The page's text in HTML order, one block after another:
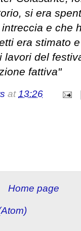
si era
e che
era stimato
lavori del
fattiva"
at13:26
Home page